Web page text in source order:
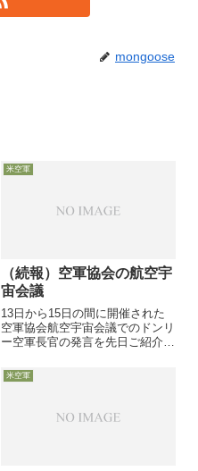
mongoose
米空軍
（続報）空軍協会の航空宇
宙会議
13日から15日の間に開催された
空軍協会航空宇宙会議でのドンリ
ー空軍長官の発言を先日ご紹介し
Magazineサイトに掲載の、その
他のスピーカー発言から、
ところをピックアップします。
米空軍